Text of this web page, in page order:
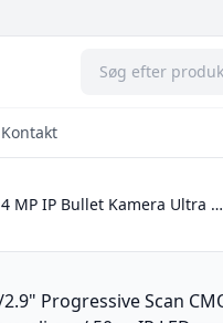
Kontakt
4 MP IP Bullet Kamera Ultra …